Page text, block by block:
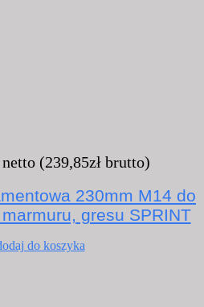
netto (239,85zł brutto)
230mm M14 do
gresu SPRINT
do koszyka